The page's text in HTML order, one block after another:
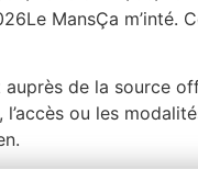
MansÇa
de la source
ou les